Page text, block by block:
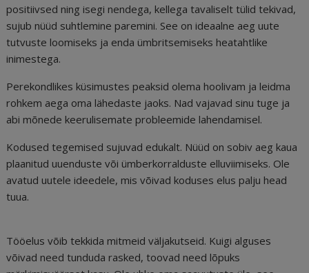
positiivsed ning isegi nendega, kellega tavaliselt tülid tekivad,
sujub nüüd suhtlemine paremini. See on ideaalne aeg uute
tutvuste loomiseks ja enda ümbritsemiseks heatahtlike
inimestega.
Perekondlikes küsimustes peaksid olema hoolivam ja leidma
rohkem aega oma lähedaste jaoks. Nad vajavad sinu tuge ja
abi mõnede keerulisemate probleemide lahendamisel.
Kodused tegemised sujuvad edukalt. Nüüd on sobiv aeg kaua
plaanitud uuenduste või ümberkorralduste elluviimiseks. Ole
avatud uutele ideedele, mis võivad koduses elus palju head
tuua.
Tööelus võib tekkida mitmeid väljakutseid. Kuigi alguses
võivad need tunduda rasked, toovad need lõpuks